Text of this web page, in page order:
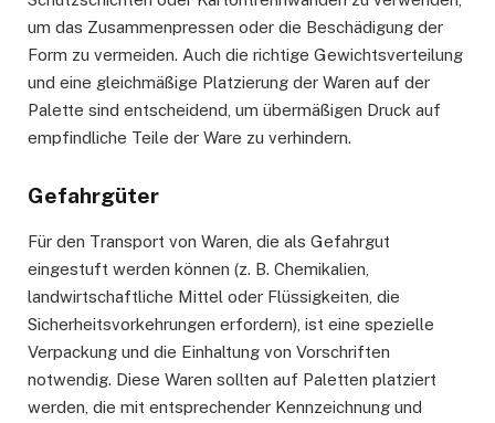
um das Zusammenpressen oder die Beschädigung der
Form zu vermeiden. Auch die richtige Gewichtsverteilung
und eine gleichmäßige Platzierung der Waren auf der
Palette sind entscheidend, um übermäßigen Druck auf
empfindliche Teile der Ware zu verhindern.
Gefahrgüter
Für den Transport von Waren, die als Gefahrgut
eingestuft werden können (z. B. Chemikalien,
landwirtschaftliche Mittel oder Flüssigkeiten, die
Sicherheitsvorkehrungen erfordern), ist eine spezielle
Verpackung und die Einhaltung von Vorschriften
notwendig. Diese Waren sollten auf Paletten platziert
werden, die mit entsprechender Kennzeichnung und